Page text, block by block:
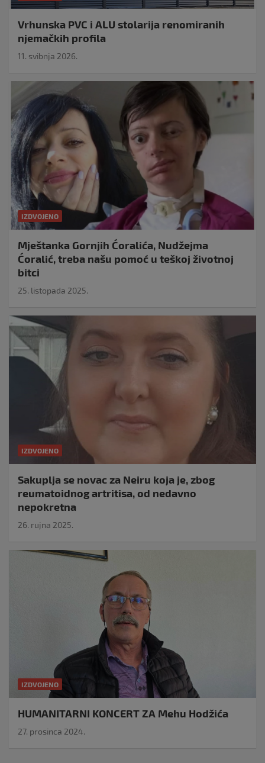
Vrhunska PVC i ALU stolarija renomiranih
njemačkih profila
11. svibnja 2026.
IZDVOJENO
Mještanka Gornjih Ćoralića, Nudžejma
Ćoralić, treba našu pomoć u teškoj životnoj
bitci
25. listopada 2025.
IZDVOJENO
Sakuplja se novac za Neiru koja je, zbog
reumatoidnog artritisa, od nedavno
nepokretna
26. rujna 2025.
IZDVOJENO
HUMANITARNI KONCERT ZA Mehu Hodžića
27. prosinca 2024.